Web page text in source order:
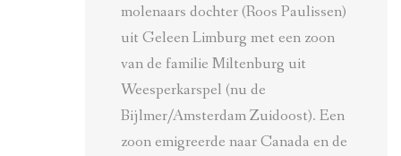
molenaars dochter (Roos Paulissen)
uit Geleen Limburg met een zoon
van de familie Miltenburg uit
Weesperkarspel (nu de
Bijlmer/Amsterdam Zuidoost). Een
zoon emigreerde naar Canada en de